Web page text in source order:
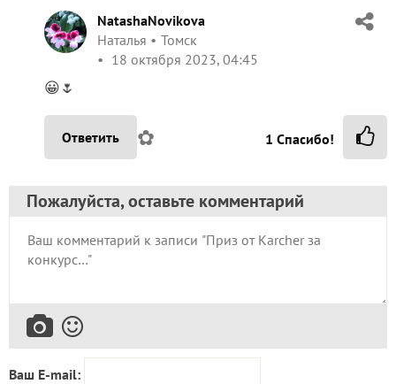
NatashaNovikova
Наталья
Томск
18 октября 2023, 04:45
😀🌷
Ответить ✿ 1 Спасибо!
Пожалуйста, оставьте комментарий
Ваш E-mail: